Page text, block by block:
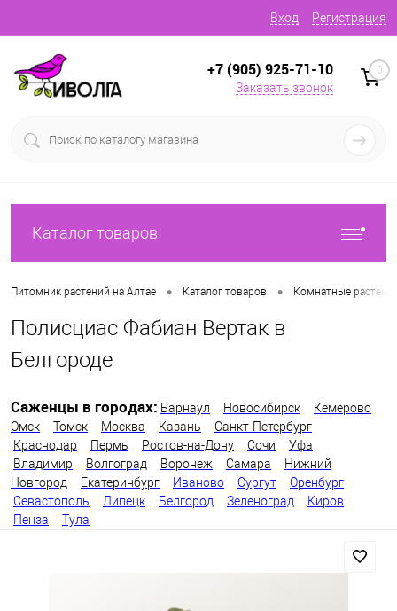
Вход Регистрация
+7 (905) 925-71-10
Заказать звонок
0
Каталог товаров
Питомник растений на Алтае • Каталог товаров • Комнатные
Полисциас Фабиан Вертак в
Белгороде
Саженцы в городах: Барнаул Новосибирск
Кемерово
Омск
Томск Москва Казань
Санкт-Петербург
Краснодар
Пермь Ростов-на-Дону Сочи
Уфа
Владимир
Волгоград Воронеж Самара
Нижний
Новгород
Екатеринбург Иваново Сургут
Оренбург
Севастополь
Липецк Белгород Зеленоград
Киров
Пенза
Тула